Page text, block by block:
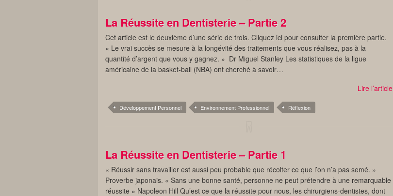
La Réussite en Dentisterie – Partie 2
Cet article est le deuxième d’une série de trois. Cliquez ici pour consulter la première partie.
« Le vrai succès se mesure à la longévité des traitements que vous réalisez, pas à la
quantité d’argent que vous y gagnez. » Dr Miguel Stanley Les statistiques de la ligue
américaine de la basket-ball (NBA) ont cherché à savoir…
Lire l’article
Développement Personnel Environnement Professionnel Réflexion
La Réussite en Dentisterie – Partie 1
« Réussir sans travailler est aussi peu probable que récolter ce que l’on n’a pas semé. »
Proverbe japonais. « Sans une bonne santé, personne ne peut prétendre à une remarquable
réussite » Napoleon Hill Qu’est ce que la réussite pour nous, les chirurgiens-dentistes, dont